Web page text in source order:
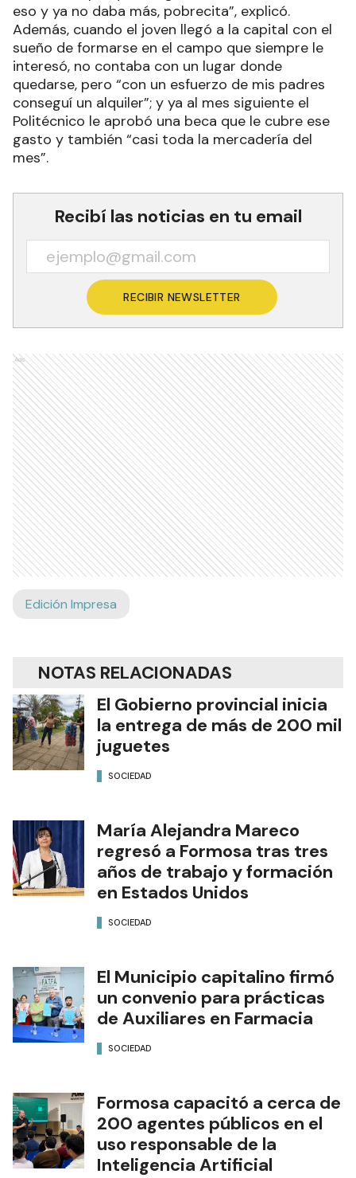
eso y ya no daba más, pobrecita”, explicó.
Además, cuando el joven llegó a la capital con el
sueño de formarse en el campo que siempre le
interesó, no contaba con un lugar donde
quedarse, pero “con un esfuerzo de mis padres
conseguí un alquiler”; y ya al mes siguiente el
Politécnico le aprobó una beca que le cubre ese
gasto y también “casi toda la mercadería del
mes”.
Recibí las noticias en tu email
RECIBIR NEWSLETTER
Ads
Edición Impresa
NOTAS RELACIONADAS
El Gobierno provincial inicia
la entrega de más de 200 mil
juguetes
SOCIEDAD
María Alejandra Mareco
regresó a Formosa tras tres
años de trabajo y formación
en Estados Unidos
SOCIEDAD
El Municipio capitalino firmó
un convenio para prácticas
de Auxiliares en Farmacia
SOCIEDAD
Formosa capacitó a cerca de
200 agentes públicos en el
uso responsable de la
Inteligencia Artificial